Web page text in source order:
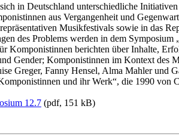
in Deutschland unterschiedliche
aus Vergangenheit und
Musikfestivals sowie in das
des Problems werden in dem
Komponistinnen berichten über Inhalte,
Gender; Komponistinnen im Kontext des
Greger, Fanny Hensel, Alma Mahler und
und ihr Werk“, die 1990
12.7 (pdf, 151 kB)